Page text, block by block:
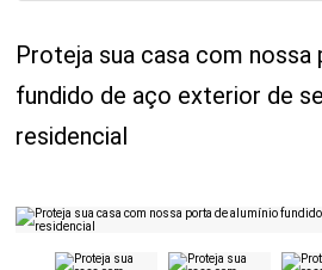
Proteja sua casa com nossa
fundido de aço exterior de
residencial